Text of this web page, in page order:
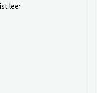
leer